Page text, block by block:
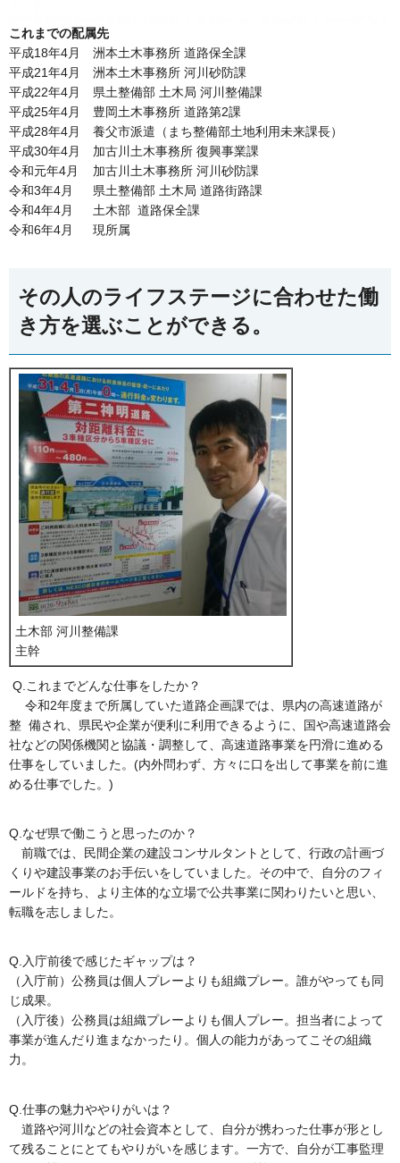
これまでの配属先
平成18年4月 洲本土木事務所 道路保全課
平成21年4月 洲本土木事務所 河川砂防課
平成22年4月 県土整備部 土木局 河川整備課
平成25年4月 豊岡土木事務所 道路第2課
平成28年4月 養父市派遣（まち整備部土地利用未来課長）
平成30年4月 加古川土木事務所 復興事業課
令和元年4月 加古川土木事務所 河川砂防課
令和3年4月 県土整備部 土木局 道路街路課
令和4年4月 土木部 道路保全課
令和6年4月 現所属
その人のライフステージに合わせた働
き方を選ぶことができる。
土木部 河川整備課
主幹
Q.これまでどんな仕事をしたか？
令和2年度まで所属していた道路企画課では、県内の高速道路が
整 備され、県民や企業が便利に利用できるように、国や高速道路会
社などの関係機関と協議・調整して、高速道路事業を円滑に進める
仕事をしていました。(内外問わず、方々に口を出して事業を前に進
める仕事でした。)
Q.なぜ県で働こうと思ったのか？
前職では、民間企業の建設コンサルタントとして、行政の計画づ
くりや建設事業のお手伝いをしていました。その中で、自分のフィ
ールドを持ち、より主体的な立場で公共事業に関わりたいと思い、
転職を志しました。
Q.入庁前後で感じたギャップは？
（入庁前）公務員は個人プレーよりも組織プレー。誰がやっても同
じ成果。
（入庁後）公務員は組織プレーよりも個人プレー。担当者によって
事業が進んだり進まなかったり。個人の能力があってこその組織
力。
Q.仕事の魅力ややりがいは？
道路や河川などの社会資本として、自分が携わった仕事が形とし
て残ることにとてもやりがいを感じます。一方で、自分が工事監理